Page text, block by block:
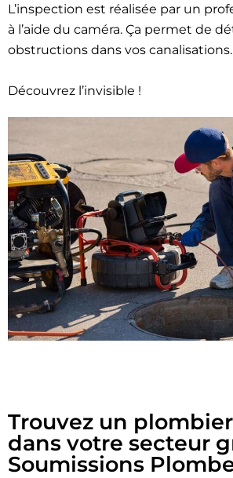
L’inspection est réalisée par un
à l’aide du caméra. Ça permet de
obstructions dans vos canalisations.
Découvrez l’invisible !
Trouvez un
dans votre secteur
Soumissions